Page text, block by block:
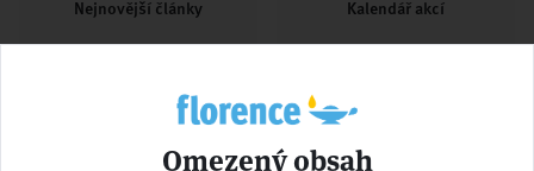
Nejnovější články Kalendář akcí
Omezený obsah